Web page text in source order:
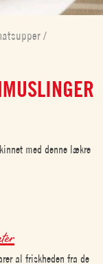
/
med denne lækre
al friskheden fra de